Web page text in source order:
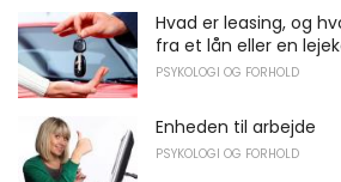
Hvad er leasing, og
fra et lån eller en
PSYKOLOGI OG FORHOLD
Enheden til arbejde
PSYKOLOGI OG FORHOLD